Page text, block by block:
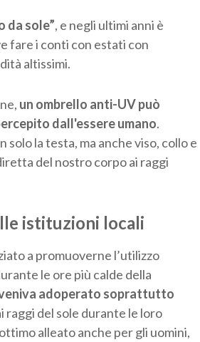
da sole”, e negli ultimi anni è
fare i conti con estati con
altissimi.
un ombrello anti-UV può
dall'essere umano.
solo la testa, ma anche viso, collo e
del nostro corpo ai raggi
istituzioni locali
a promuoverne l’utilizzo
le ore più calde della
adoperato soprattutto
del sole durante le loro
alleato anche per gli uomini,